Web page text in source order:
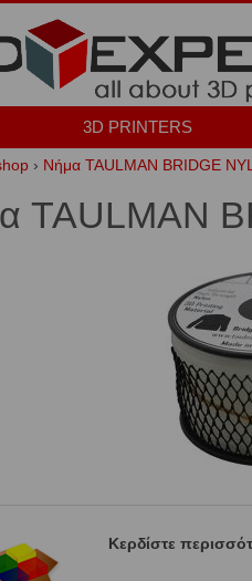
3D PRINTERS
› Νήμα TAULMAN BRIDGE
TAULMAN
Κερδίστε